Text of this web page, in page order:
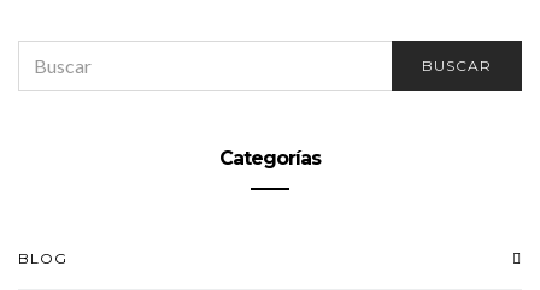
FOR:
BUSCAR
Categorías
BLOG